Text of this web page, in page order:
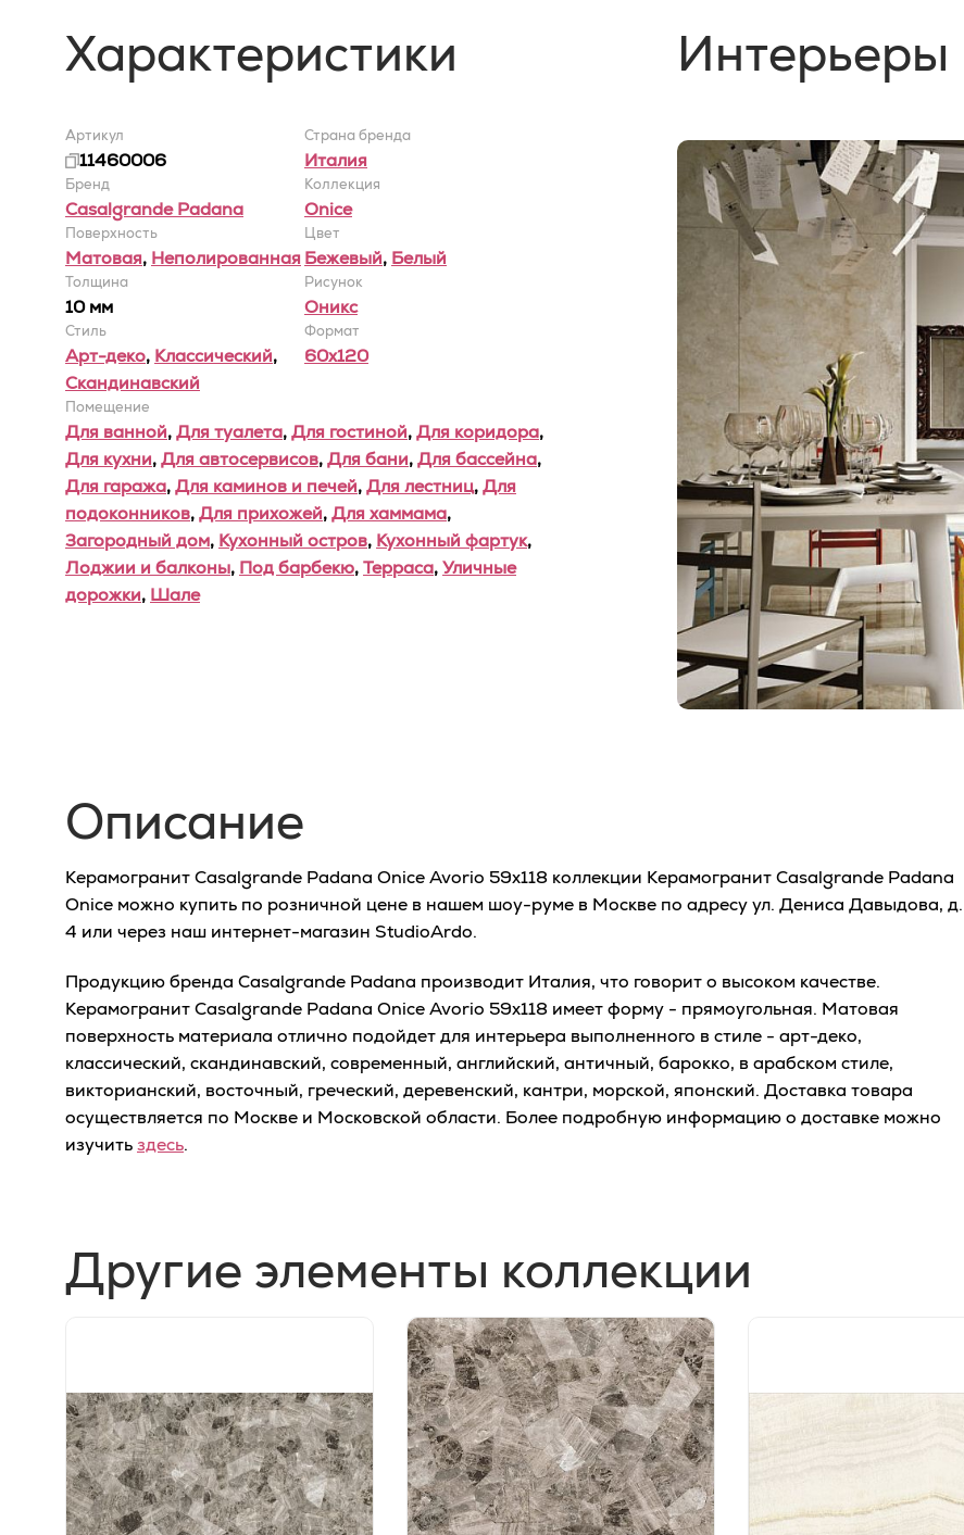
Характеристики
Артикул
11460006
Страна бренда
Италия
Бренд
Casalgrande Padana
Коллекция
Onice
Поверхность
Матовая, Неполированная
Цвет
Бежевый, Белый
Толщина
10 мм
Рисунок
Оникс
Стиль
Арт-деко, Классический,
Скандинавский
Формат
60x120
Помещение
Для ванной,Для туалета,Для гостиной,Для коридора,
Для кухни,Для автосервисов,Для бани,Для бассейна,
Для гаража,Для каминов и печей,Для лестниц,Для
подоконников,Для прихожей,Для хаммама,
Загородный дом, Кухонный остров, Кухонный фартук,
Лоджии и балконы, Под барбекю,Терраса,Уличные
дорожки, Шале
Интерьеры
Описание
Керамогранит Casalgrande Padana Onice Avorio 59x118 коллекции Керамогранит Casalgrande Padana
Onice можно купить по розничной цене в нашем шоу-руме в Москве по адресу ул. Дениса Давыдова, д.
4 или через наш интернет-магазин StudioArdo.
Продукцию бренда Casalgrande Padana производит Италия, что говорит о высоком качестве.
Керамогранит Casalgrande Padana Onice Avorio 59x118 имеет форму - прямоугольная. Матовая
поверхность материала отлично подойдет для интерьера выполненного в стиле - арт-деко,
классический, скандинавский, современный, английский, античный, барокко, в арабском стиле,
викторианский, восточный, греческий, деревенский, кантри, морской, японский. Доставка товара
осуществляется по Москве и Московской области. Более подробную информацию о доставке можно
изучитьздесь.
Другие элементы коллекции